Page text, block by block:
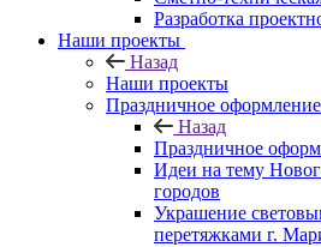
Разработка
Наши проекты
Назад
Наши проекты
Праздничное оформление
Назад
Праздничное
Идеи на тему
городов
Украшение
перетяжками г.